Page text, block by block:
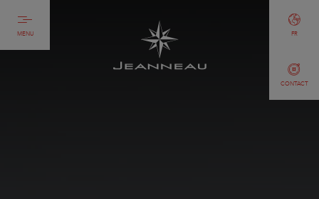
MENU
CONTACT
FR